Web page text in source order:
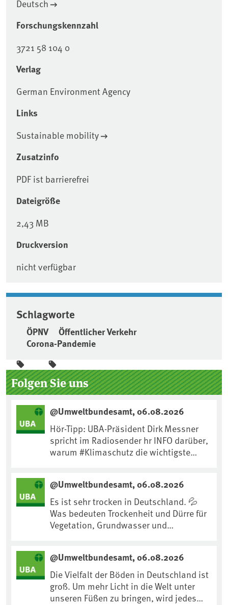
Deutsch
Forschungskennzahl
3721 58 104 0
Verlag
German Environment Agency
Links
Sustainable mobility
Zusatzinfo
PDF ist barrierefrei
Dateigröße
2,43 MB
Druckversion
nicht verfügbar
Schlagworte
ÖPNV
Öffentlicher Verkehr
Corona-Pandemie
Seitenleiste
Folgen Sie uns
@Umweltbundesamt, 06.08.2026
Hör-Tipp: UBA-Präsident Dirk Messner
spricht im Radiosender hr INFO darüber,
warum #Klimaschutz die wichtigste
https://www.ardsounds.de/episode/urn
:ard:episode:0e7cf1c4b819c26d/
@Umweltbundesamt, 06.08.2026
Es ist sehr trocken in Deutschland. 💦
Was bedeuten Trockenheit und Dürre für
Vegetation, Grundwasser und
anpassen?🤔Antworten auf diese und
weitere Fragen auf unserer Webseite:
www.uba.de/trockenheit #Trockenheit
#Klimawandel
@Umweltbundesamt, 06.08.2026
Die Vielfalt der Böden in Deutschland ist
groß. Um mehr Licht in die Welt unter
unseren Füßen zu bringen, wird jedes